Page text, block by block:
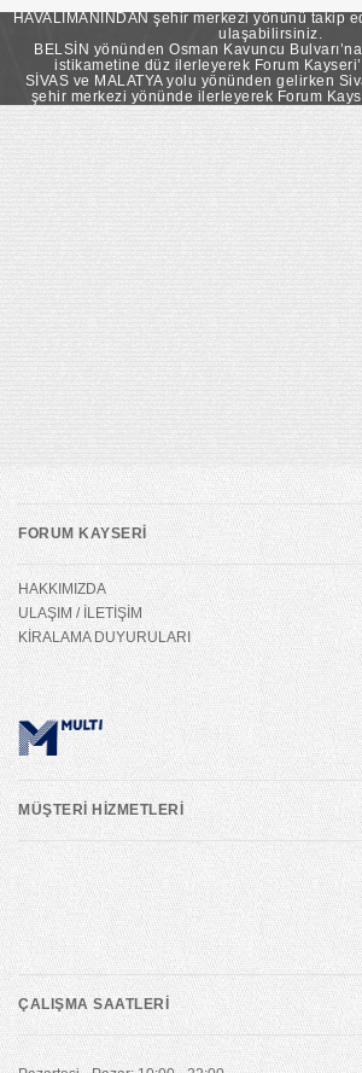
HAVALİMANINDAN şehir merkezi yönünü takip
ulaşabilirsiniz.
BELSİN yönünden Osman Kavuncu
istikametine düz ilerleyerek Forum
SİVAS ve MALATYA yolu yönünden gelirken
şehir merkezi yönünde ilerleyerek Forum
FORUM KAYSERİ
HAKKIMIZDA
ULAŞIM / İLETİŞİM
KİRALAMA DUYURULARI
MÜŞTERİ HİZMETLERİ
ÇALIŞMA SAATLERİ